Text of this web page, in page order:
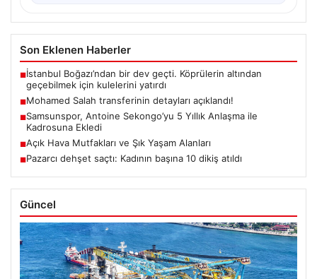
Son Eklenen Haberler
■İstanbul Boğazı’ndan bir dev geçti. Köprülerin altından
geçebilmek için kulelerini yatırdı
■Mohamed Salah transferinin detayları açıklandı!
■Samsunspor, Antoine Sekongo’yu 5 Yıllık Anlaşma ile
Kadrosuna Ekledi
■Açık Hava Mutfakları ve Şık Yaşam Alanları
■Pazarcı dehşet saçtı: Kadının başına 10 dikiş atıldı
Güncel